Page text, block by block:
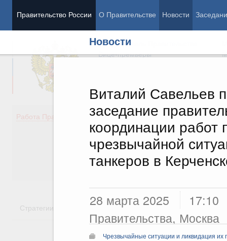
Правительство России О Правительстве Новости
Новости
Виталий Савельев
заседание
координации работ
чрезвычайной
танкеров в
28 марта 2025
17:10
Правительства, Москва
Чрезвычайные ситуации и ликвидация их
Председатель Правительства
Вице-премьеры
Работа Правительства
Демография
Здоровье
Образование
Культура
Общество
Государство
Стратегии Государственные программы